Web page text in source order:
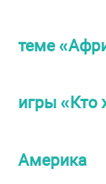
теме
игры «Кто
Америка